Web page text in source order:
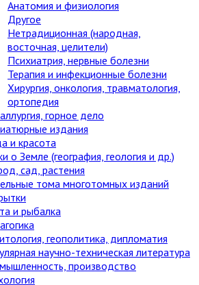
Анатомия и физиология
Другое
Нетрадиционная (народная,
восточная, целители)
Психиатрия, нервные болезни
Терапия и инфекционные болезни
Хирургия, онкология, травматология,
ортопедия
горное дело
издания
и красота
о Земле (география, геология и др.)
сад, растения
тома многотомных изданий
и рыбалка
геополитика, дипломатия
научно-техническая литература
производство